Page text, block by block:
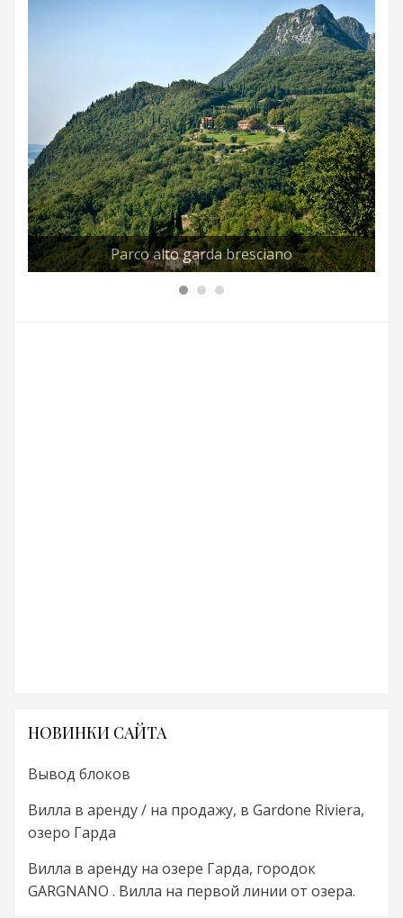
Parco alto garda bresciano
НОВИНКИ САЙТА
Вывод блоков
Вилла в аренду / на продажу, в Gardone Riviera,
озеро Гарда
Вилла в аренду на озере Гарда, городок
GARGNANO . Вилла на первой линии от озера.